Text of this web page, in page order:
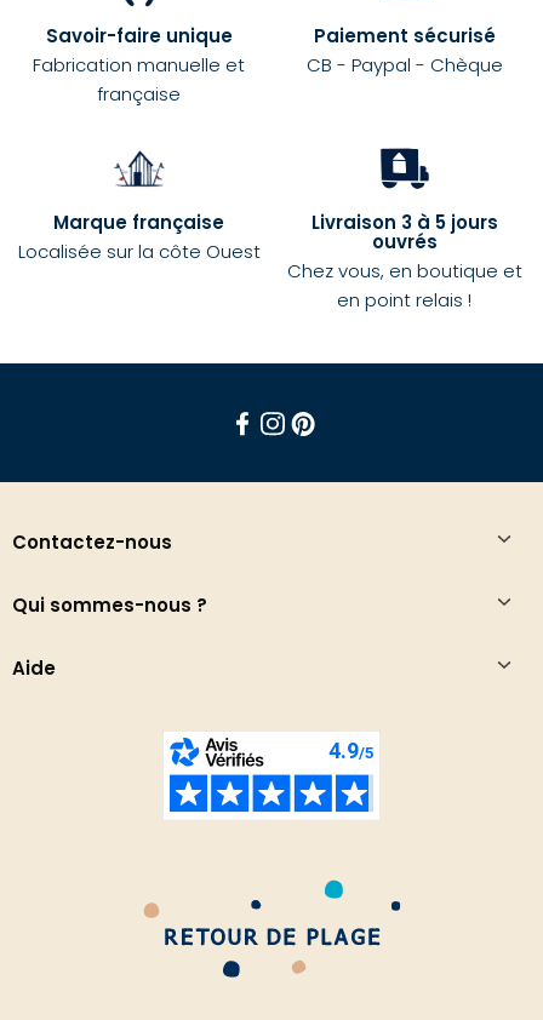
Savoir-faire unique
Fabrication manuelle et
française
Paiement sécurisé
CB - Paypal - Chèque
Marque française
Localisée sur la côte Ouest
Livraison 3 à 5 jours
ouvrés
Chez vous, en boutique et
en point relais !
Contactez-nous
Qui sommes-nous ?
Aide